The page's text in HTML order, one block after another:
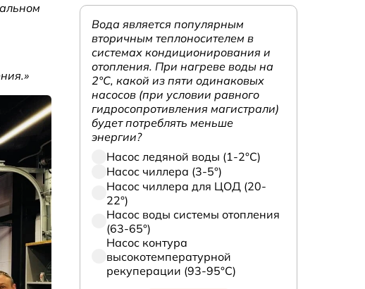
Вода является популярным
вторичным теплоносителем в
системах кондиционирования и
отопления. При нагреве воды на
2°С, какой из пяти одинаковых
насосов (при условии равного
гидросопротивления магистрали)
будет потреблять меньше
энергии?
Насос ледяной воды (1-2°С)
Насос чиллера (3-5°)
Насос чиллера для ЦОД (20-
22°)
Насос воды системы отопления
(63-65°)
Насос контура
высокотемпературной
рекуперации (93-95°С)